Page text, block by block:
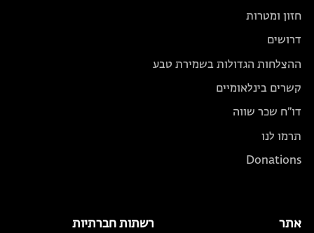
חזון ומטרות
דרושים
ההצלחות הגדולות בשמירת טבע
קשרים בינלאומיים
דו״ח שכר שווה
תרמו לנו
Donations
אתר רשתות חברתיות